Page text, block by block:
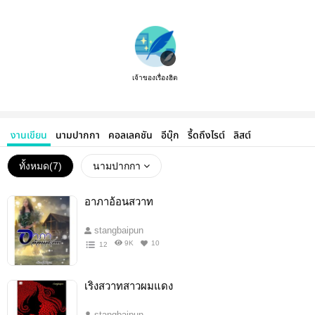
เจ้าของเรื่องฮิต
งานเขียน นามปากกา คอลเลคชัน อีบุ๊ก รี้ดถึงไรต์ ลิสต์
ทั้งหมด(7) นามปากกา
อาภาอ้อนสวาท
stangbaipun
12 9K 10
เริงสวาทสาวผมแดง